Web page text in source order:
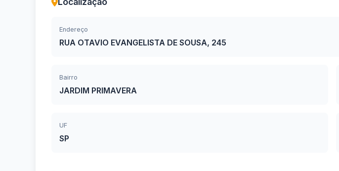
Endereço
RUA OTAVIO EVANGELISTA DE SOUSA, 245
Bairro
JARDIM PRIMAVERA
UF
SP